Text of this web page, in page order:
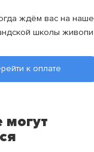
ждём вас на
школы
к оплате
могут